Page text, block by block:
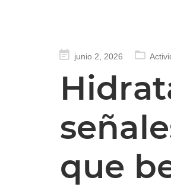
Publicadojunio 2, 2026
que